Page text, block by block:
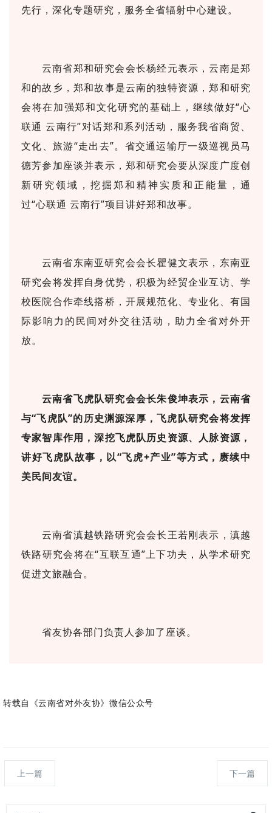
先行，深化专题研究，服务全省辐射中心建设。
云南省郑和研究会会长杨经元表示，云南是郑
和的故乡，郑和故事是云南的独特资源，郑和研究
会将在加强郑和文化研究的基础上，继续做好“心
联通 云南行”对话郑和系列活动，服务我省商贸、
文化、旅游“走出去”。省交通运输厅一级巡视员马
德芳参加座谈并表示，郑和研究会要从深度广度创
新研究领域，挖掘郑和精神实质和正能量，通
过“心联通 云南行”项目讲好郑和故事。
云南省东南亚研究会会长瞿健文表示，东南亚
研究会将发挥自身优势，积极为经贸企业互访、学
校医院合作牵线搭桥，开展规范化、专业化、有国
际影响力的民间对外交往活动，助力全省对外开
放。
云南省飞虎队研究会会长朱俊坤表示，云南省
与“飞虎队”的历史渊源深厚，飞虎队研究会将发挥
专家智库作用，深挖飞虎队历史资源、人脉资源，
讲好飞虎队故事，以“飞虎+产业”等方式，赓续中
美民间友谊。
云南省滇越铁路研究会会长王若刚表示，滇越
铁路研究会将在“互联互通”上下功夫，从学术研究
促进文旅融合。
省友协各部门负责人参加了座谈。
转载自《云南省对外友协》微信公众号
上一篇 下一篇